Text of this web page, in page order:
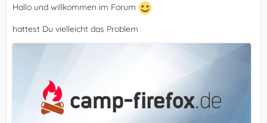
Hallo und willkommen im Forum
hattest Du vielleicht das Problem